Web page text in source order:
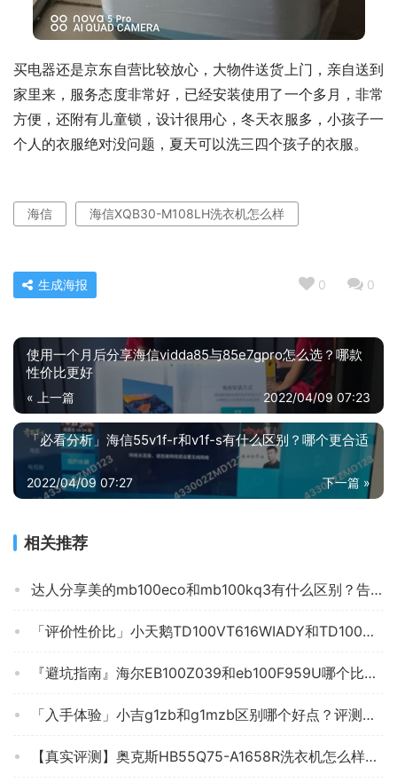
买电器还是京东自营比较放心，大物件送货上门，亲自送到
家里来，服务态度非常好，已经安装使用了一个多月，非常
方便，还附有儿童锁，设计很用心，冬天衣服多，小孩子一
个人的衣服绝对没问题，夏天可以洗三四个孩子的衣服。
海信 海信XQB30-M108LH洗衣机怎么样
0 0
生成海报
使用一个月后分享海信vidda85与85e7gpro怎么选？哪款
性价比更好
« 上一篇 2022/04/09 07:23
「必看分析」海信55v1f-r和v1f-s有什么区别？哪个更合适
下一篇 »
2022/04/09 07:27
相关推荐
达人分享美的mb100eco和mb100kq3有什么区别？告诉你哪款性价比高
「评价性价比」小天鹅TD100VT616WIADY和TD100C11DY哪款更适合？只选对的不选贵的
『避坑指南』海尔EB100Z039和eb100F959U哪个比较好？只选对的不选贵的
「入手体验」小吉g1zb和g1mzb区别哪个好点？评测教你怎么选
【真实评测】奥克斯HB55Q75-A1658R洗衣机怎么样？质量值得入手吗